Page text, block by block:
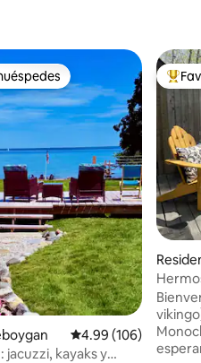
entre huéspedes
Calificación
4.99 (106)
jacuzzi, kayaks y
De
lago
Monocle. El lago ofrece